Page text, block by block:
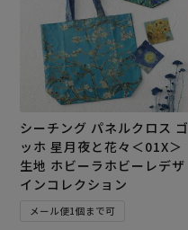
シーチング パネルクロス ゴ
ッホ 星月夜と花々＜01X＞
生地 ホビーラホビーレデザ
インコレクション
メール便1個まで可